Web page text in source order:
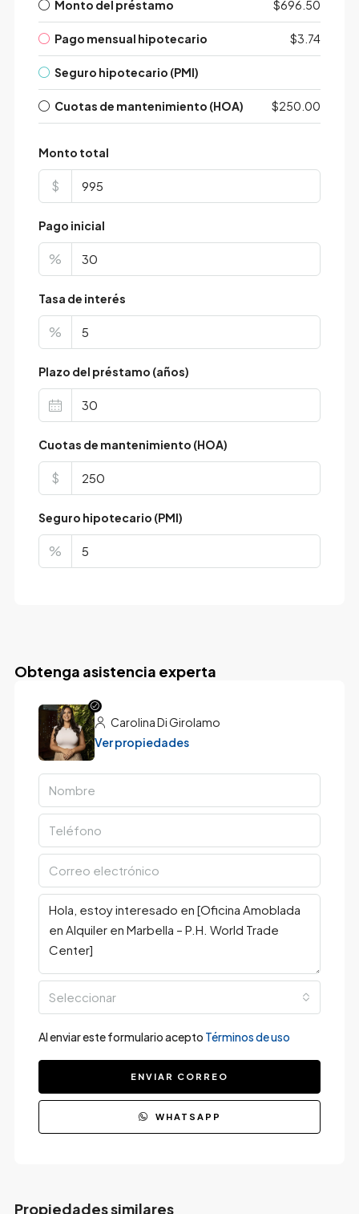
Monto del préstamo $696.50
Pago mensual hipotecario $3.74
Seguro hipotecario (PMI)
Cuotas de mantenimiento (HOA) $250.00
Monto total
$
Pago inicial
%
Tasa de interés
%
Plazo del préstamo (años)
Cuotas de mantenimiento (HOA)
$
Seguro hipotecario (PMI)
%
Obtenga asistencia experta
Carolina Di Girolamo
Ver propiedades
Seleccionar
Al enviar este formulario acepto Términos de uso
ENVIAR CORREO
WHATSAPP
Propiedades similares